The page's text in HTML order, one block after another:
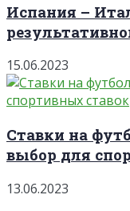
Испания –
15.06.2023
Ставки на
выбор для
13.06.2023